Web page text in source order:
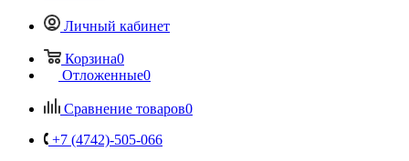
Личный кабинет
Корзина0
Отложенные0
Сравнение товаров0
+7 (4742)-505-066